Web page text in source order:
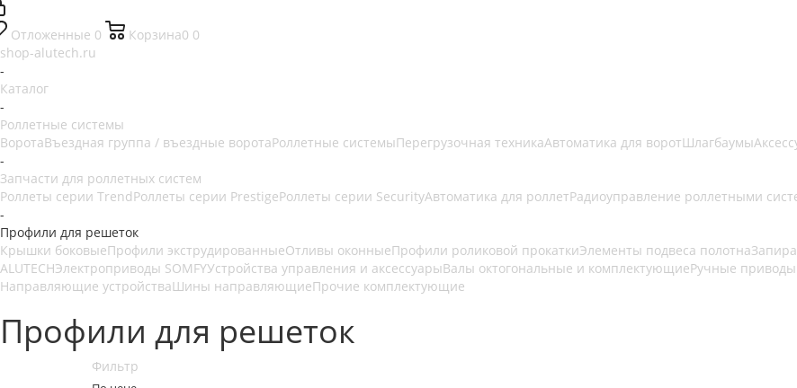
Отложенные 0 Корзина0 0
shop-alutech.ru
-
Каталог
-
Роллетные системы
ВоротаВъездная группа / въездные воротаРоллетные системыПерегрузочная техникаАвтоматика для воротШлагбаумы
-
Запчасти для роллетных систем
Роллеты серии TrendРоллеты серии PrestigeРоллеты серии SecurityАвтоматика для роллетРадиоуправление роллетными
-
Профили для решеток
Крышки боковыеПрофили экструдированныеОтливы оконныеПрофили роликовой прокаткиЭлементы подвеса полотна
ALUTECHЭлектроприводы SOMFYУстройства управления и аксессуарыВалы октогональные и комплектующиеРучные приводы
Направляющие устройстваШины направляющиеПрочие комплектующие
Профили для решеток
Фильтр